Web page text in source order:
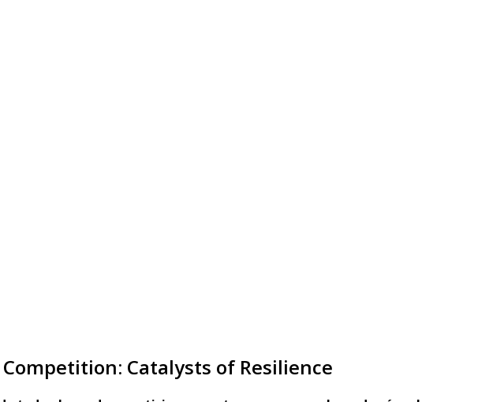
Catalysts of Resilience